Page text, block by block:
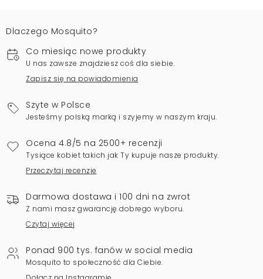
Dlaczego Mosquito?
Co miesiąc nowe produkty
U nas zawsze znajdziesz coś dla siebie.
Zapisz się na powiadomienia
Szyte w Polsce
Jesteśmy polską marką i szyjemy w naszym kraju.
Ocena 4.8/5 na 2500+ recenzji
Tysiące kobiet takich jak Ty kupuje nasze produkty.
Przeczytaj recenzje
Darmowa dostawa i 100 dni na zwrot
Z nami masz gwarancję dobrego wyboru.
Czytaj więcej
Ponad 900 tys. fanów w social media
Mosquito to społeczność dla Ciebie.